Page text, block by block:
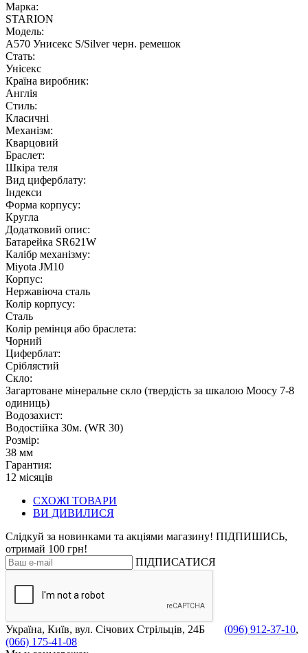
Марка:
STARION
Модель:
А570 Унисекс S/Silvеr черн. ремешок
Стать:
Унісекс
Країна виробник:
Англія
Стиль:
Класичні
Механізм:
Кварцовий
Браслет:
Шкіра теля
Вид циферблату:
Індекси
Форма корпусу:
Кругла
Додатковий опис:
Батарейка SR621W
Калібр механізму:
Miyota JM10
Корпус:
Нержавіюча сталь
Колір корпусу:
Сталь
Колір ремінця або браслета:
Чорний
Циферблат:
Сріблястий
Скло:
Загартоване мінеральне скло (твердість за шкалою Моосу 7-8
одиниць)
Водозахист:
Водостійка 30м. (WR 30)
Розмір:
38 мм
Гарантия:
12 місяців
СХОЖІ ТОВАРИ
ВИ ДИВИЛИСЯ
Слідкуй за новинками та акціями магазину! ПІДПИШИСЬ,
отримай 100 грн!
ПІДПИСАТИСЯ
Україна, Київ, вул. Січових Стрільців, 24Б (096) 912-37-10,
(066) 175-41-08